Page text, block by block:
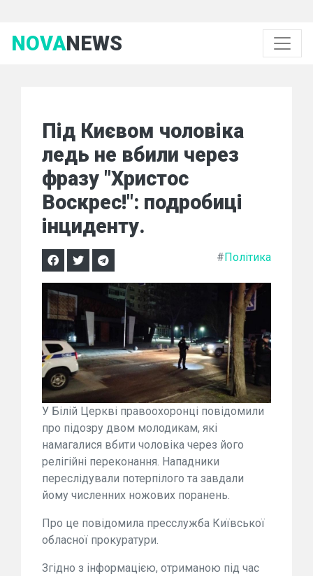
NOVANEWS
Під Києвом чоловіка
ледь не вбили через
фразу "Христос
Воскрес!": подробиці
інциденту.
#Політика
У Білій Церкві правоохоронці повідомили
про підозру двом молодикам, які
намагалися вбити чоловіка через його
релігійні переконання. Нападники
переслідували потерпілого та завдали
йому численних ножових поранень.
Про це повідомила пресслужба Київської
обласної прокуратури.
Згідно з інформацією, отриманою під час